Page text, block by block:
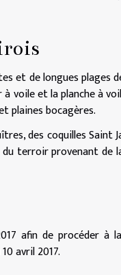
et de longues plages
voile et la planche à
plaines bocagères.
des coquilles Saint
du terroir provenant de
afin de procéder à
avril 2017.